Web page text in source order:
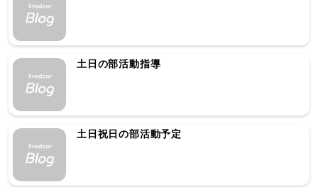
土日の部活動指導
土日祝日の部活動予定